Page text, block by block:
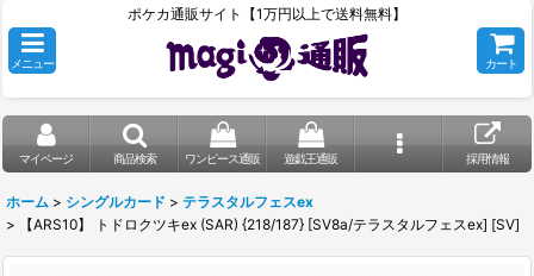
ポケカ通販サイト【1万円以上で送料無料】
メニュー カート
マイページ 商品検索 ワンピース通販 遊戯王通販 採用情報
ホーム > シングルカード > テラスタルフェスex
>
【ARS10】 トドロクツキex (SAR) {218/187} [SV8a/テラスタルフェスex] [SV]